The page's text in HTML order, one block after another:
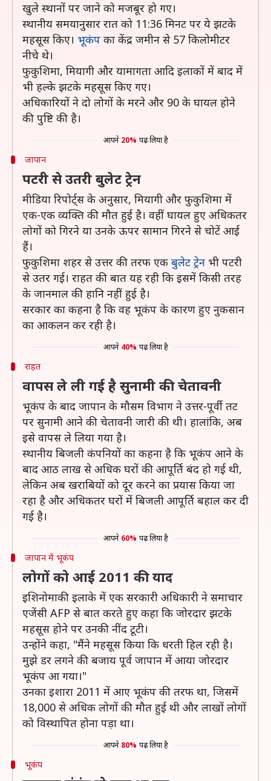
खुले स्थानों पर जाने को मजबूर हो गए।
स्थानीय समयानुसार रात को 11:36 मिनट पर ये झटके
महसूस किए। भूकंप का केंद्र जमीन से 57 किलोमीटर
नीचे थे।
फुकुशिमा, मियागी और यामागता आदि इलाकों में बाद में
भी हल्के झटके महसूस किए गए।
अधिकारियों ने दो लोगों के मरने और 90 के घायल होने
की पुष्टि की है।
आपने 20% पढ़ लिया है
जापान
पटरी से उतरी बुलेट ट्रेन
मीडिया रिपोर्ट्स के अनुसार, मियागी और फुकुशिमा में
एक-एक व्यक्ति की मौत हुई है। वहीं घायल हुए अधिकतर
लोगों को गिरने या उनके ऊपर सामान गिरने से चोटें आई
हैं।
फुकुशिमा शहर से उत्तर की तरफ एक बुलेट ट्रेन भी पटरी
से उतर गई। राहत की बात यह रही कि इसमें किसी तरह
के जानमाल की हानि नहीं हुई है।
सरकार का कहना है कि वह भूकंप के कारण हुए नुकसान
का आकलन कर रही है।
आपने 40% पढ़ लिया है
राहत
वापस ले ली गई है सुनामी की चेतावनी
भूकंप के बाद जापान के मौसम विभाग ने उत्तर-पूर्वी तट
पर सुनामी आने की चेतावनी जारी की थी। हालांकि, अब
इसे वापस ले लिया गया है।
स्थानीय बिजली कंपनियों का कहना है कि भूकंप आने के
बाद आठ लाख से अधिक घरों की आपूर्ति बंद हो गई थी,
लेकिन अब खराबियों को दूर करने का प्रयास किया जा
रहा है और अधिकतर घरों में बिजली आपूर्ति बहाल कर दी
गई है।
आपने 60% पढ़ लिया है
जापान में भूकंप
लोगों को आई 2011 की याद
इशिनोमाकी इलाके में एक सरकारी अधिकारी ने समाचार
एजेंसी AFP से बात करते हुए कहा कि जोरदार झटके
महसूस होने पर उनकी नींद टूटी।
उन्होंने कहा, "मैंने महसूस किया कि धरती हिल रही है।
मुझे डर लगने की बजाय पूर्व जापान में आया जोरदार
भूकंप आ गया।"
उनका इशारा 2011 में आए भूकंप की तरफ था, जिसमें
18,000 से अधिक लोगों की मौत हुई थी और लाखों लोगों
को विस्थापित होना पड़ा था।
आपने 80% पढ़ लिया है
भूकंप